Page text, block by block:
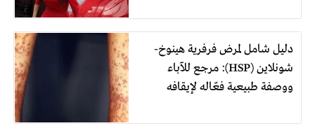
دليل شامل لمرض فرفرية هينوخ-
شونلاين (HSP): مرجع للآباء
ووصفة طبيعية فعّاله لإيقافه